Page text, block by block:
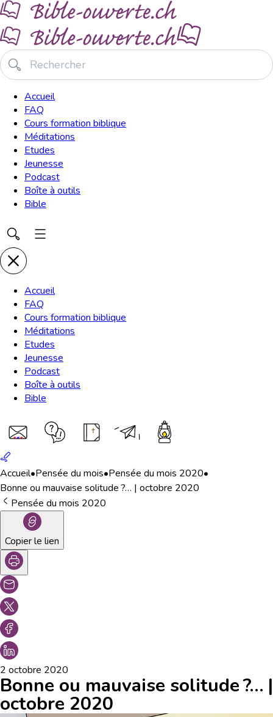
Accueil
FAQ
Cours formation biblique
Méditations
Etudes
Jeunesse
Podcast
Boîte à outils
Bible
Accueil
FAQ
Cours formation biblique
Méditations
Etudes
Jeunesse
Podcast
Boîte à outils
Bible
Accueil•Pensée du mois•Pensée du mois 2020•
Bonne ou mauvaise solitude ?… | octobre 2020
Pensée du mois 2020
Copier le lien
2 octobre 2020
Bonne ou mauvaise solitude ?… |
octobre 2020